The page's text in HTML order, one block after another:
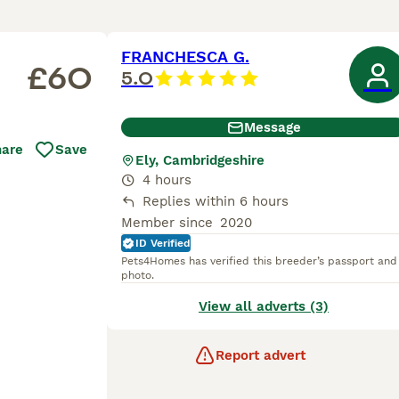
£60
Save
FRANCHESCA G.
5.0
Message
Ely, Cambridgeshire
4 hours
Replies within 6 hours
Member since 2020
ID Verified
Pets4Homes has verified this breeder’s passport and
photo.
View all adverts (3)
Report advert